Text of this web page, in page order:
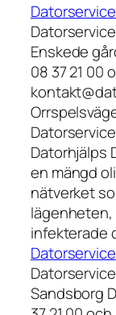
Enskede
08 37 21 00
Datorhjälps
en mängd
nätverket
infekterade
Sandsborg